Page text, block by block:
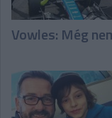
Vowles: Még